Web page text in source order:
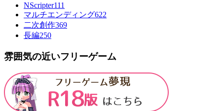
NScripter111
マルチエンディング622
二次創作369
長編250
雰囲気の近いフリーゲーム